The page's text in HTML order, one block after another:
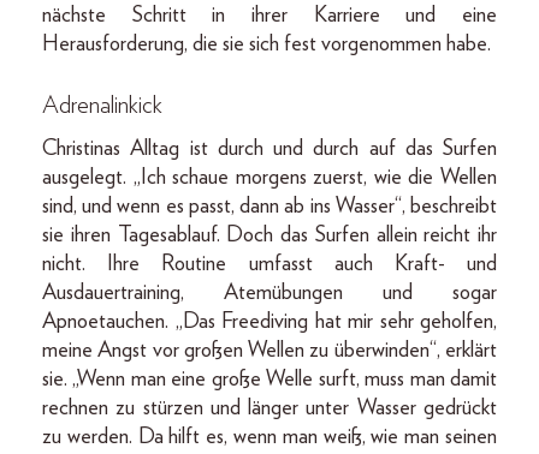
nächste Schritt in ihrer Karriere und eine
Herausforderung, die sie sich fest vorgenommen habe.
Adrenalinkick
Christinas Alltag ist durch und durch auf das Surfen
ausgelegt. „Ich schaue morgens zuerst, wie die Wellen
sind, und wenn es passt, dann ab ins Wasser“, beschreibt
sie ihren Tagesablauf. Doch das Surfen allein reicht ihr
nicht. Ihre Routine umfasst auch Kraft- und
Ausdauertraining, Atemübungen und sogar
Apnoetauchen. „Das Freediving hat mir sehr geholfen,
meine Angst vor großen Wellen zu überwinden“, erklärt
sie. „Wenn man eine große Welle surft, muss man damit
rechnen zu stürzen und länger unter Wasser gedrückt
zu werden. Da hilft es, wenn man weiß, wie man seinen